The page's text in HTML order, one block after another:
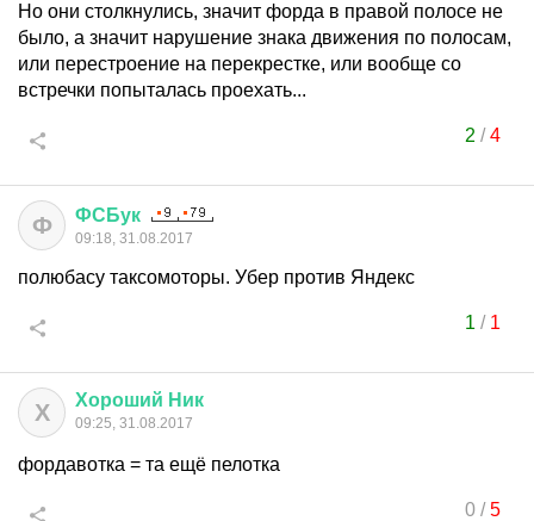
Но они столкнулись, значит форда в правой полосе не
было, а значит нарушение знака движения по полосам,
или перестроение на перекрестке, или вообще со
встречки попыталась проехать...
2 /4
Ф ФСБук
09:18, 31.08.2017
полюбасу таксомоторы. Убер против Яндекс
1 / 1
Х Хороший Ник
09:25, 31.08.2017
фордавотка = та ещё пелотка
0/5